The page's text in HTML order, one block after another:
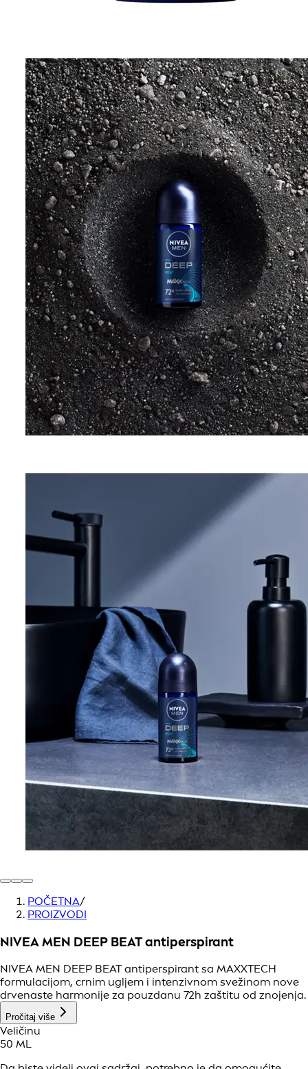
POČETNA/
PROIZVODI
NIVEA MEN DEEP BEAT antiperspirant
NIVEA MEN DEEP BEAT antiperspirant sa MAXXTECH
formulacijom, crnim ugljem i intenzivnom svežinom nove
drvenaste harmonije za pouzdanu 72h zaštitu od znojenja.
Pročitaj više
Veličinu
50 ML